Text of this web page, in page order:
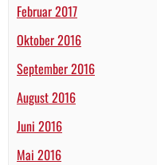
Februar 2017
Oktober 2016
September 2016
August 2016
Juni 2016
Mai 2016